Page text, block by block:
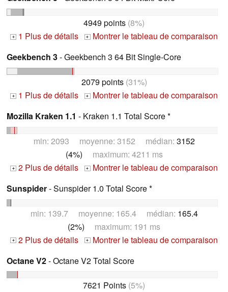
4949 points (8%)
+ 1 Plus de détails + Montrer le tableau de comparaison
Geekbench 3- Geekbench 3 64 Bit Single-Core
2079 points(31%)
+ 1 Plus de détails + Montrer le tableau de comparaison
Mozilla Kraken 1.1 - Kraken 1.1 Total Score *
min: 2093 moyenne: 3152 médian: 3152
(4%) maximum: 4211 ms
+ 2 Plus de détails + Montrer le tableau de comparaison
Sunspider- Sunspider 1.0 Total Score *
min: 139.7 moyenne: 165.4 médian: 165.4
(2%) maximum: 191 ms
+ 2 Plus de détails + Montrer le tableau de comparaison
Octane V2- Octane V2 Total Score
7621 Points (5%)